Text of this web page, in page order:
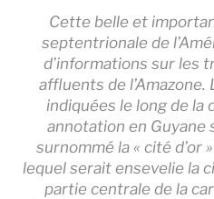
Cette belle et
septentrionale de
d’informations sur les
affluents de
indiquées le long de la
annotation en Guyane
surnommé la « cité d’or
lequel serait ensevelie la
partie centrale de la